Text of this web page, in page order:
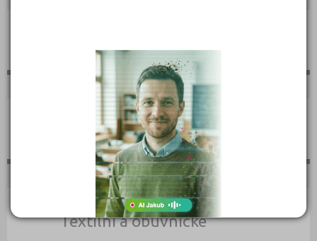
Teologické
Textilní a obuvnické